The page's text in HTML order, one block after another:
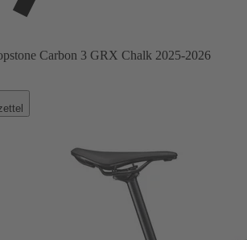
Carbon 3 GRX Chalk 2025-2026